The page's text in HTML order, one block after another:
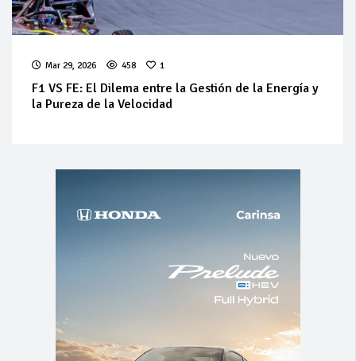
Mar 29, 2026 458 1
F1 VS FE: El Dilema entre la Gestión de la Energía y
la Pureza de la Velocidad